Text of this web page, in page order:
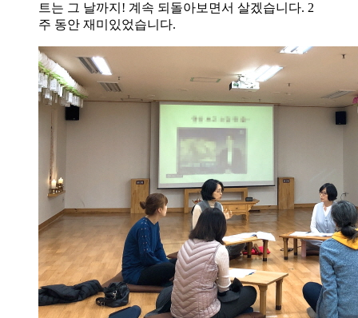
트는 그 날까지! 계속 되돌아보면서 살겠습니다. 2
주 동안 재미있었습니다.